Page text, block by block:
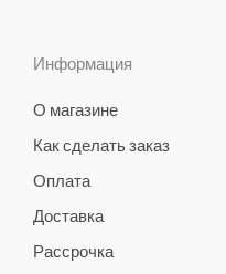
Информация
О магазине
Как сделать заказ
Оплата
Доставка
Рассрочка